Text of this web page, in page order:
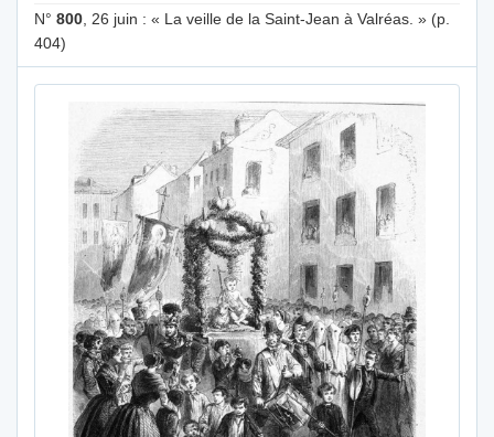
N° 800 , 26 juin : « La veille de la Saint-Jean à Valréas. » (p.
404)